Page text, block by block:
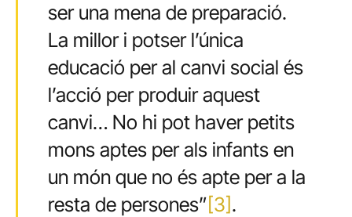
ser una mena de preparació.
La millor i potser l’única
educació per al canvi social és
l’acció per produir aquest
canvi… No hi pot haver petits
mons aptes per als infants en
un món que no és apte per a la
resta de persones”[3].